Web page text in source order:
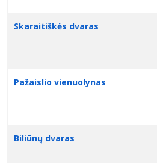
Skaraitiškės dvaras
Pažaislio vienuolynas
Biliūnų dvaras